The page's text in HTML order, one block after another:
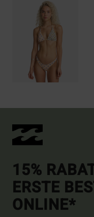
15%
ERSTE
ONLINE*